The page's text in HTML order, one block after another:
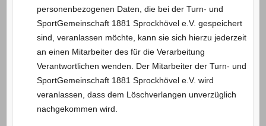
personenbezogenen Daten, die bei der Turn- und
SportGemeinschaft 1881 Sprockhövel e.V. gespeichert
sind, veranlassen möchte, kann sie sich hierzu jederzeit
an einen Mitarbeiter des für die Verarbeitung
Verantwortlichen wenden. Der Mitarbeiter der Turn- und
SportGemeinschaft 1881 Sprockhövel e.V. wird
veranlassen, dass dem Löschverlangen unverzüglich
nachgekommen wird.